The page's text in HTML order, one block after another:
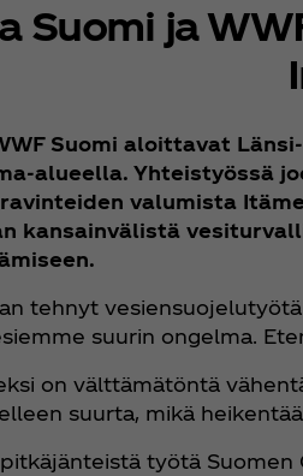
Suomi ja
Suomi aloittavat
alueella. Yhteistyössä
valumista
kansainvälistä
tehnyt
suurin ongelma.
on välttämätöntä
suurta, mikä
työtä